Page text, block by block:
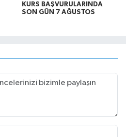
KURS BAŞVURULARINDA
SON GÜN 7 AĞUSTOS